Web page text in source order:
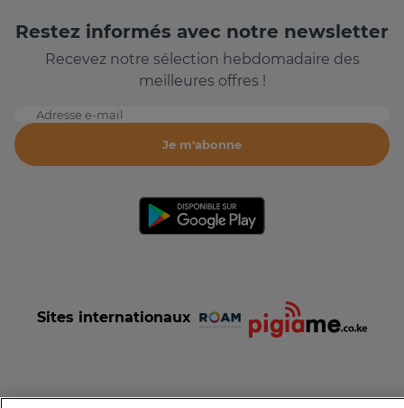
Restez informés avec notre newsletter
Recevez notre sélection hebdomadaire des
meilleures offres !
Adresse e-mail
Je m'abonne
Sites internationaux